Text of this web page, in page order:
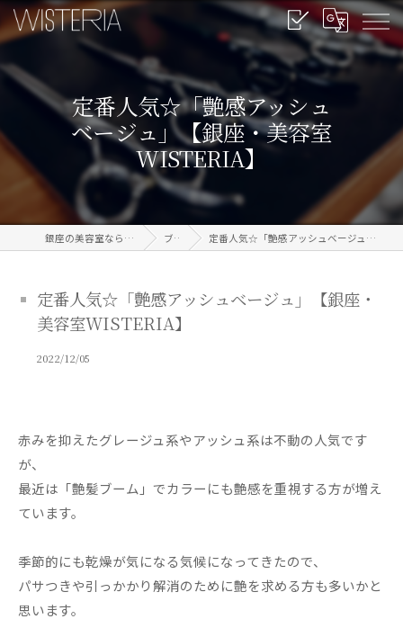
定番人気☆「艶感アッシュ
ベージュ」【銀座・美容室
WISTERIA】
銀座の美容室なら信頼のWISTERIA ブログ 定番人気☆「艶感アッシュベージュ」【銀座・美容室WISTERIA】
定番人気☆「艶感アッシュベージュ」【銀座・
美容室WISTERIA】
2022/12/05
赤みを抑えたグレージュ系やアッシュ系は不動の人気です
が、
最近は「艶髪ブーム」でカラーにも艶感を重視する方が増え
ています。
季節的にも乾燥が気になる気候になってきたので、
パサつきや引っかかり解消のために艶を求める方も多いかと
思います。